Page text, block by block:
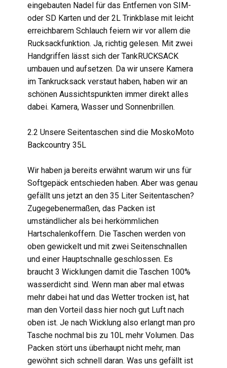
eingebauten Nadel für das Entfernen von SIM-
oder SD Karten und der 2L Trinkblase mit leicht
erreichbarem Schlauch feiern wir vor allem die
Rucksackfunktion. Ja, richtig gelesen. Mit zwei
Handgriffen lässt sich der TankRUCKSACK
umbauen und aufsetzen. Da wir unsere Kamera
im Tankrucksack verstaut haben, haben wir an
schönen Aussichtspunkten immer direkt alles
dabei. Kamera, Wasser und Sonnenbrillen.
2.2 Unsere Seitentaschen sind die MoskoMoto
Backcountry 35L
Wir haben ja bereits erwähnt warum wir uns für
Softgepäck entschieden haben. Aber was genau
gefällt uns jetzt an den 35 Liter Seitentaschen?
Zugegebenermaßen, das Packen ist
umständlicher als bei herkömmlichen
Hartschalenkoffern. Die Taschen werden von
oben gewickelt und mit zwei Seitenschnallen
und einer Hauptschnalle geschlossen. Es
braucht 3 Wicklungen damit die Taschen 100%
wasserdicht sind. Wenn man aber mal etwas
mehr dabei hat und das Wetter trocken ist, hat
man den Vorteil dass hier noch gut Luft nach
oben ist. Je nach Wicklung also erlangt man pro
Tasche nochmal bis zu 10L mehr Volumen. Das
Packen stört uns überhaupt nicht mehr, man
gewöhnt sich schnell daran. Was uns gefällt ist